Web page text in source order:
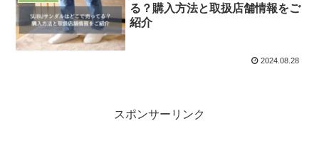
る？購入方法と取扱店舗情報をご
紹介
2024.08.28
スポンサーリンク